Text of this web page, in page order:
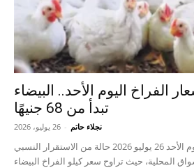
الفراخ اليوم الأحد.. البيضاء
تبدأ من 68 جنيهًا
نجلاء حاتم - 26 يوليو، 2026
شهدت أسعار الفراخ اليوم الأحد 26 يوليو 2026 حالة من الاستقرار النسبي
المحلية، حيث تراوح سعر كيلو الفراخ البيضاء